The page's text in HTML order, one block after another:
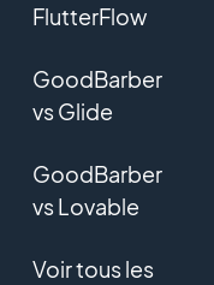
FlutterFlow
GoodBarber
vs Glide
GoodBarber
vs Lovable
Voir tous les